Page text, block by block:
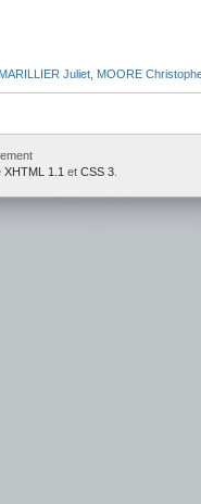
MARILLIER Juliet MOORE
XHTML 1.1 et CSS 3